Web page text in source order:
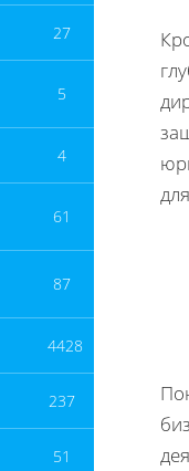
27
5
4
61
87
4428
237
51